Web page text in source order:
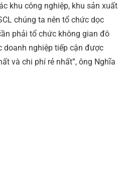
khu công nghiệp, khu sản xuất
chúng ta nên tổ chức dọc
phải tổ chức không gian đô
doanh nghiệp tiếp cận được
và chi phí rẻ nhất”, ông Nghĩa